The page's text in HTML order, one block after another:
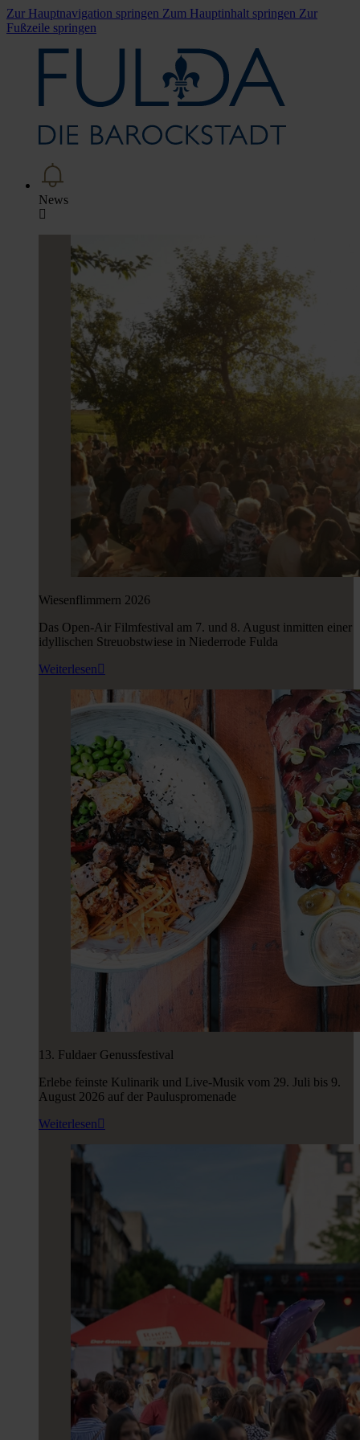
Zur Hauptnavigation springen Zum Hauptinhalt springen Zur
Fußzeile springen
News
Wiesenflimmern 2026
Das Open-Air Filmfestival am 7. und 8. August inmitten einer
idyllischen Streuobstwiese in Niederrode Fulda
Weiterlesen
13. Fuldaer Genussfestival
Erlebe feinste Kulinarik und Live-Musik vom 29. Juli bis 9.
August 2026 auf der Pauluspromenade
Weiterlesen